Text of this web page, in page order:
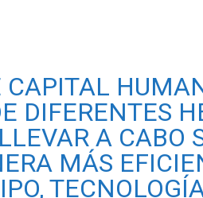
CAPITAL
DIFERENTES
LLEVAR A CABO
MÁS